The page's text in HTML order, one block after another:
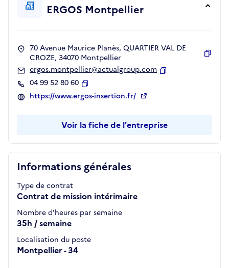
Informations générales
Type de contrat
Contrat de mission intérimaire
Nombre d'heures par semaine
35h / semaine
Localisation du poste
Montpellier - 34
ERGOS Montpellier
70 Avenue Maurice Planès, QUARTIER VAL DE
CROZE, 34070 Montpellier
ergos.montpellier@actualgroup.com
04 99 52 80 60
Copier
https://www.ergos-insertion.fr/
Voir la fiche de l'entreprise